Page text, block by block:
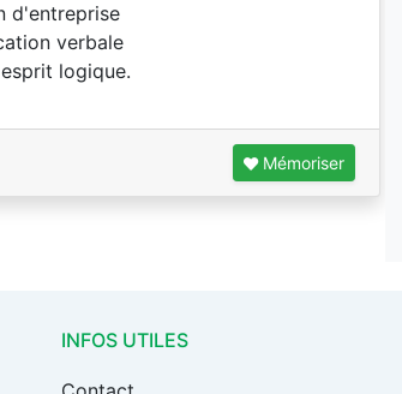
d'entreprise
verbale
logique.
Mémoriser
INFOS UTILES